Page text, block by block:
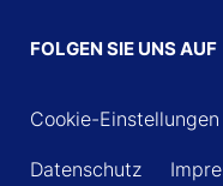
FOLGEN SIE UNS AUF
Cookie-Einstellungen
Datenschutz